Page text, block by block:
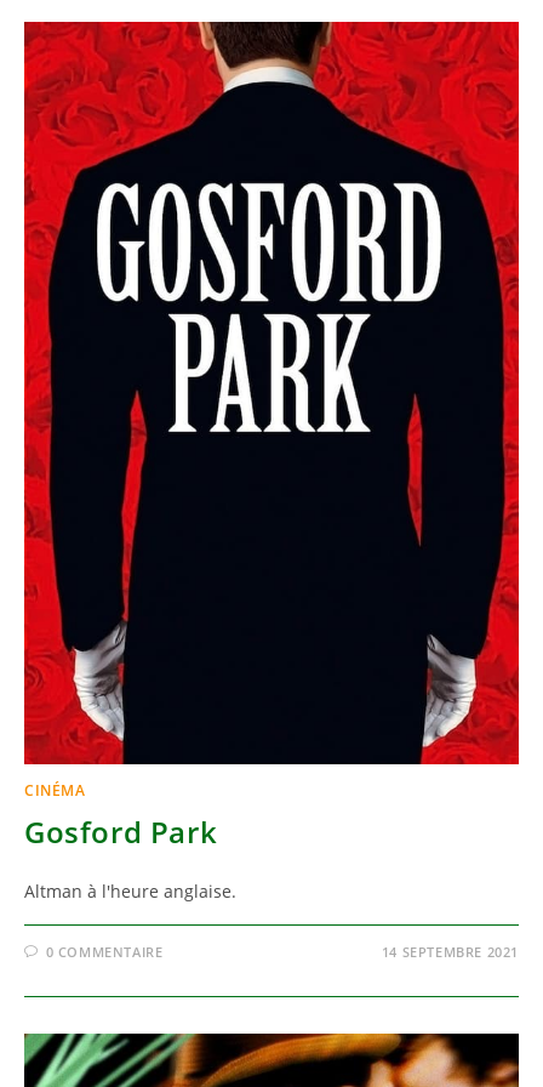
CINÉMA
Gosford Park
Altman à l'heure anglaise.
0 COMMENTAIRE 14 SEPTEMBRE 2021